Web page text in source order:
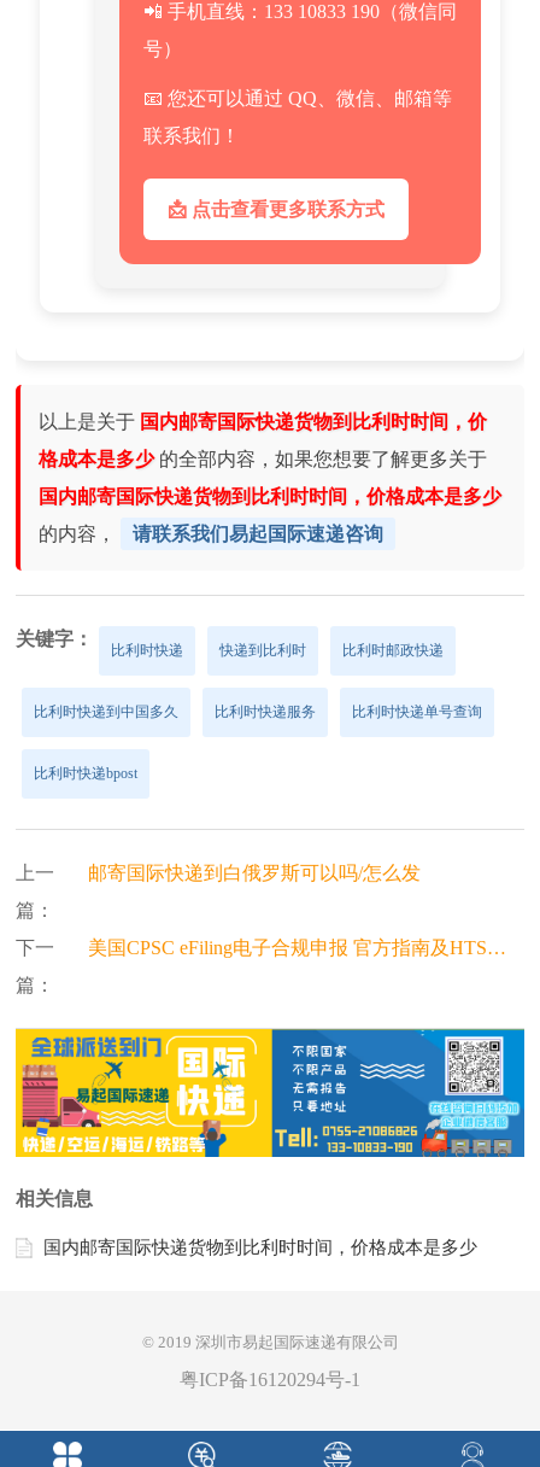
📲 手机直线：133 10833 190（微信同
号）
📧 您还可以通过 QQ、微信、邮箱等
联系我们！
📩 点击查看更多联系方式
以上是关于 国内邮寄国际快递货物到比利时时间，价
格成本是多少 的全部内容，如果您想要了解更多关于
国内邮寄国际快递货物到比利时时间，价格成本是多少
的内容，
请联系我们易起国际速递咨询
关键字：
比利时快递 快递到比利时 比利时邮政快递
比利时快递到中国多久 比利时快递服务 比利时快递单号查询
比利时快递bpost
上一
篇：
邮寄国际快递到白俄罗斯可以吗/怎么发
下一
篇：
美国CPSC eFiling电子合规申报 官方指南及HTS编码清单
相关信息
国内邮寄国际快递货物到比利时时间，价格成本是多少
© 2019 深圳市易起国际速递有限公司
粤ICP备16120294号-1